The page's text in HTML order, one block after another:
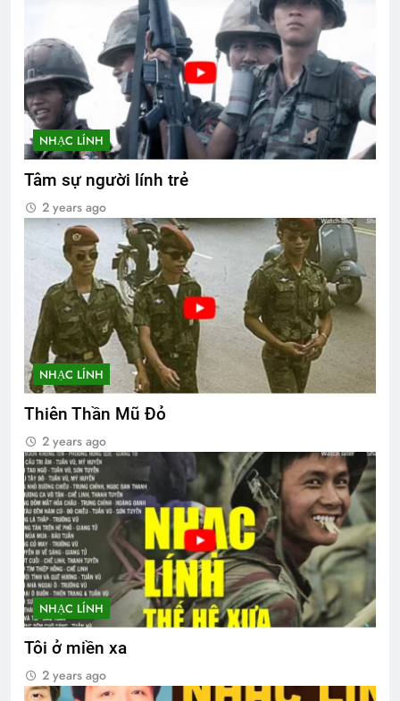
NHẠC LÍNH
Tâm sự người lính trẻ
2 years ago
NHẠC LÍNH
Thiên Thần Mũ Đỏ
2 years ago
NHẠC LÍNH
Tôi ở miền xa
2 years ago